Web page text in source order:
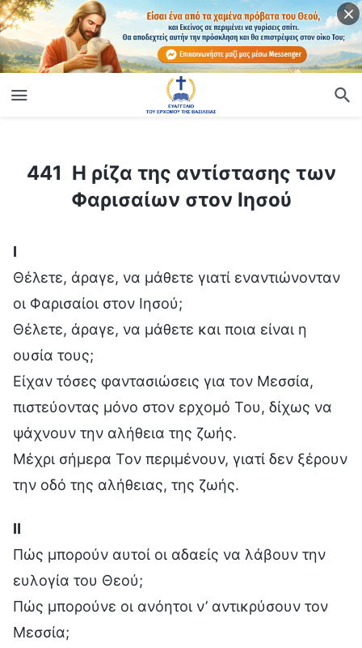
441 Η ρίζα της αντίστασης των Φαρισαίων στον Ιησού
441 Η ρίζα της αντίστασης των
Φαρισαίων στον Ιησού
Ⅰ
Θέλετε, άραγε, να μάθετε γιατί εναντιώνονταν
οι Φαρισαίοι στον Ιησού;
Θέλετε, άραγε, να μάθετε και ποια είναι η
ουσία τους;
Είχαν τόσες φαντασιώσεις για τον Μεσσία,
πιστεύοντας μόνο στον ερχομό Του, δίχως να
ψάχνουν την αλήθεια της ζωής.
Μέχρι σήμερα Τον περιμένουν, γιατί δεν ξέρουν
την οδό της αλήθειας, της ζωής.
Ⅱ
Πώς μπορούν αυτοί οι αδαείς να λάβουν την
ευλογία του Θεού;
Πώς μπορούνε οι ανόητοι ν’ αντικρύσουν τον
Μεσσία;